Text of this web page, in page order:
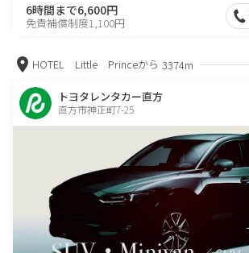
6時間まで6,600円
免責補償制度1,100円
HOTEL Little Princeから 3374m
トヨタレンタカー直方
直方市神正町7-25